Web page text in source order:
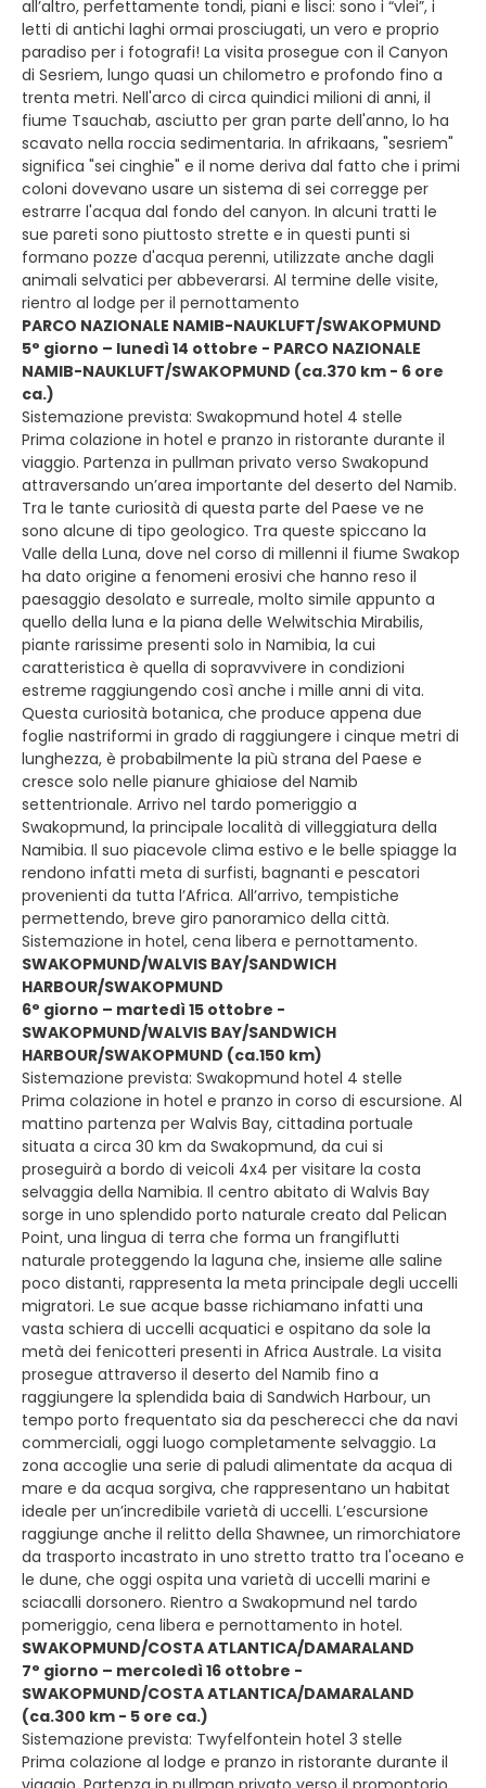
all’altro, perfettamente tondi, piani e lisci: sono i “vlei”, i
letti di antichi laghi ormai prosciugati, un vero e proprio
paradiso per i fotografi! La visita prosegue con il Canyon
di Sesriem, lungo quasi un chilometro e profondo fino a
trenta metri. Nell'arco di circa quindici milioni di anni, il
fiume Tsauchab, asciutto per gran parte dell'anno, lo ha
scavato nella roccia sedimentaria. In afrikaans, "sesriem"
significa "sei cinghie" e il nome deriva dal fatto che i primi
coloni dovevano usare un sistema di sei corregge per
estrarre l'acqua dal fondo del canyon. In alcuni tratti le
sue pareti sono piuttosto strette e in questi punti si
formano pozze d'acqua perenni, utilizzate anche dagli
animali selvatici per abbeverarsi. Al termine delle visite,
rientro al lodge per il pernottamento
PARCO NAZIONALE NAMIB-NAUKLUFT/SWAKOPMUND
5° giorno – lunedì 14 ottobre - PARCO NAZIONALE
NAMIB-NAUKLUFT/SWAKOPMUND (ca.370 km - 6 ore
ca.)
Sistemazione prevista: Swakopmund hotel 4 stelle
Prima colazione in hotel e pranzo in ristorante durante il
viaggio. Partenza in pullman privato verso Swakopund
attraversando un’area importante del deserto del Namib.
Tra le tante curiosità di questa parte del Paese ve ne
sono alcune di tipo geologico. Tra queste spiccano la
Valle della Luna, dove nel corso di millenni il fiume Swakop
ha dato origine a fenomeni erosivi che hanno reso il
paesaggio desolato e surreale, molto simile appunto a
quello della luna e la piana delle Welwitschia Mirabilis,
piante rarissime presenti solo in Namibia, la cui
caratteristica è quella di sopravvivere in condizioni
estreme raggiungendo così anche i mille anni di vita.
Questa curiosità botanica, che produce appena due
foglie nastriformi in grado di raggiungere i cinque metri di
lunghezza, è probabilmente la più strana del Paese e
cresce solo nelle pianure ghiaiose del Namib
settentrionale. Arrivo nel tardo pomeriggio a
Swakopmund, la principale località di villeggiatura della
Namibia. Il suo piacevole clima estivo e le belle spiagge la
rendono infatti meta di surfisti, bagnanti e pescatori
provenienti da tutta l’Africa. All’arrivo, tempistiche
permettendo, breve giro panoramico della città.
Sistemazione in hotel, cena libera e pernottamento.
SWAKOPMUND/WALVIS BAY/SANDWICH
HARBOUR/SWAKOPMUND
6° giorno – martedì 15 ottobre -
SWAKOPMUND/WALVIS BAY/SANDWICH
HARBOUR/SWAKOPMUND (ca.150 km)
Sistemazione prevista: Swakopmund hotel 4 stelle
Prima colazione in hotel e pranzo in corso di escursione. Al
mattino partenza per Walvis Bay, cittadina portuale
situata a circa 30 km da Swakopmund, da cui si
proseguirà a bordo di veicoli 4x4 per visitare la costa
selvaggia della Namibia. Il centro abitato di Walvis Bay
sorge in uno splendido porto naturale creato dal Pelican
Point, una lingua di terra che forma un frangiflutti
naturale proteggendo la laguna che, insieme alle saline
poco distanti, rappresenta la meta principale degli uccelli
migratori. Le sue acque basse richiamano infatti una
vasta schiera di uccelli acquatici e ospitano da sole la
metà dei fenicotteri presenti in Africa Australe. La visita
prosegue attraverso il deserto del Namib fino a
raggiungere la splendida baia di Sandwich Harbour, un
tempo porto frequentato sia da pescherecci che da navi
commerciali, oggi luogo completamente selvaggio. La
zona accoglie una serie di paludi alimentate da acqua di
mare e da acqua sorgiva, che rappresentano un habitat
ideale per un’incredibile varietà di uccelli. L’escursione
raggiunge anche il relitto della Shawnee, un rimorchiatore
da trasporto incastrato in uno stretto tratto tra l'oceano e
le dune, che oggi ospita una varietà di uccelli marini e
sciacalli dorsonero. Rientro a Swakopmund nel tardo
pomeriggio, cena libera e pernottamento in hotel.
SWAKOPMUND/COSTA ATLANTICA/DAMARALAND
7° giorno – mercoledì 16 ottobre -
SWAKOPMUND/COSTA ATLANTICA/DAMARALAND
(ca.300 km - 5 ore ca.)
Sistemazione prevista: Twyfelfontein hotel 3 stelle
Prima colazione al lodge e pranzo in ristorante durante il